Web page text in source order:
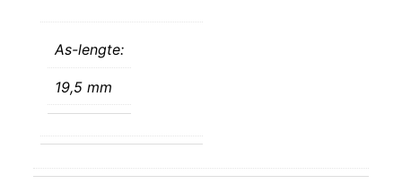
As-lengte:
19,5 mm